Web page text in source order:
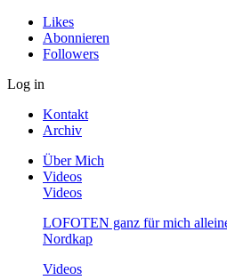
Likes
Abonnieren
Followers
Log in
Kontakt
Archiv
Über Mich
Videos
Videos
LOFOTEN ganz für mich
Nordkap
Videos